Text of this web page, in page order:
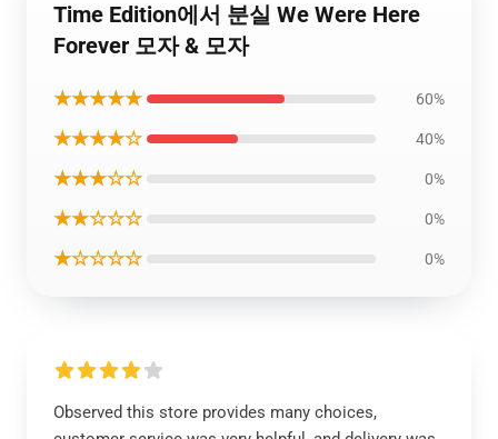
Time Edition에서 분실 We Were Here
Forever 모자 & 모자
★★★★★ 60%
★★★★☆ 40%
★★★☆☆ 0%
★★☆☆☆ 0%
★☆☆☆☆ 0%
Observed this store provides many choices,